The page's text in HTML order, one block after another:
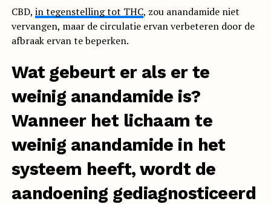
CBD, in tegenstelling tot THC, zou anandamide niet
vervangen, maar de circulatie ervan verbeteren door de
afbraak ervan te beperken.
Wat gebeurt er als er te
weinig anandamide is?
Wanneer het lichaam te
weinig anandamide in het
systeem heeft, wordt de
aandoening gediagnosticeerd